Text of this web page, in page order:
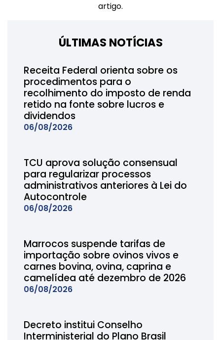
artigo.
ÚLTIMAS NOTÍCIAS
Receita Federal orienta sobre os
procedimentos para o
recolhimento do imposto de renda
retido na fonte sobre lucros e
dividendos
06/08/2026
TCU aprova solução consensual
para regularizar processos
administrativos anteriores à Lei do
Autocontrole
06/08/2026
Marrocos suspende tarifas de
importação sobre ovinos vivos e
carnes bovina, ovina, caprina e
camelídea até dezembro de 2026
06/08/2026
Decreto institui Conselho
Interministerial do Plano Brasil